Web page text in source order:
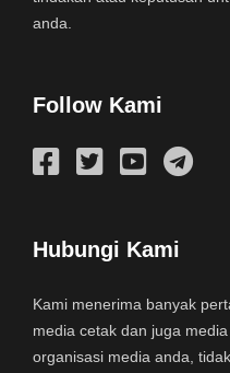
anda.
Follow Kami
Hubungi Kami
Kami menerima banyak
media cetak dan juga
organisasi media anda,